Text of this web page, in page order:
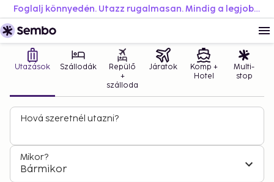
Foglalj könnyedén. Utazz rugalmasan. Mindig a legjobb áron.
Utazások Szállodák
Repülő
+
szálloda
Járatok
Komp +
Hotel
Multi-
stop
Hová szeretnél utazni?
Mikor?
Bármikor